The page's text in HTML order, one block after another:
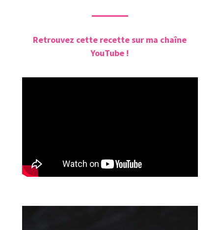
Retrouvez cette recette sur ma chaîne
YouTube !